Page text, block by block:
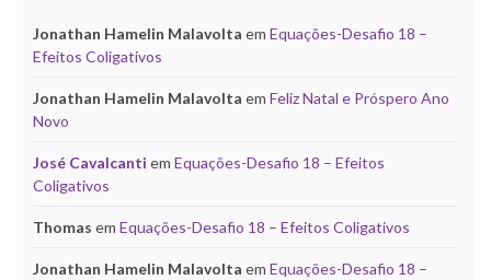
Jonathan Hamelin Malavolta em Equações-Desafio 18 –
Efeitos Coligativos
Jonathan Hamelin Malavolta em Feliz Natal e Próspero Ano
Novo
José Cavalcanti em Equações-Desafio 18 – Efeitos
Coligativos
Thomas em Equações-Desafio 18 – Efeitos Coligativos
Jonathan Hamelin Malavolta em Equações-Desafio 18 –